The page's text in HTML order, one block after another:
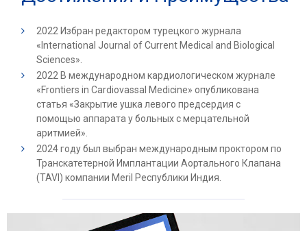
2022 Избран редактором турецкого журнала
«International Journal of Current Medical and Biological
Sciences».
2022 В международном кардиологическом журнале
«Frontiers in Cardiovassal Medicine» опубликована
статья «Закрытие ушка левого предсердия с
помощью аппарата у больных с мерцательной
аритмией».
2024 году был выбран международным проктором по
Транскатетерной Имплантации Аортального Клапана
(TAVI) компании Meril Республики Индия.